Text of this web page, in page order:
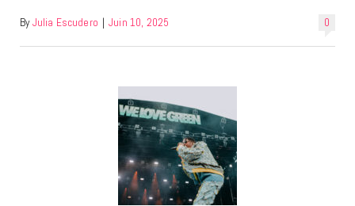
0
By Julia Escudero | Juin 10, 2025